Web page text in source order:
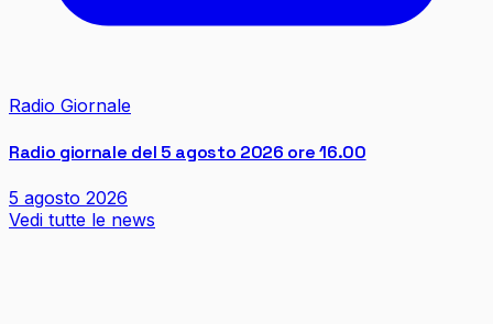
Radio Giornale
Radio giornale del 5 agosto 2026 ore 16.00
5 agosto 2026
Vedi tutte le news